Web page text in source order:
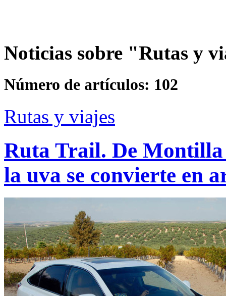
Noticias sobre "Rutas y
Número de artículos: 102
Rutas y viajes
Ruta Trail. De
la uva se convierte en